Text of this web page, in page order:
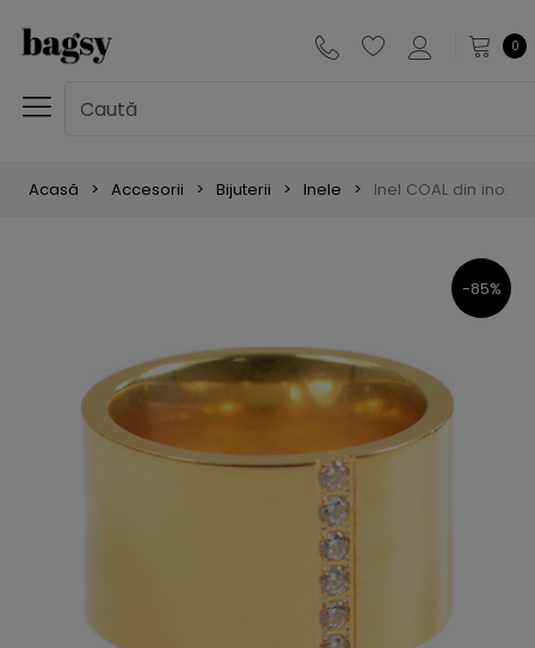
0
Acasă Accesorii Bijuterii Inele Inel COAL din inox,
-85%